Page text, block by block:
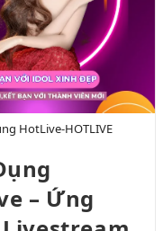
HotLive-HOTLIVE
– Ứng